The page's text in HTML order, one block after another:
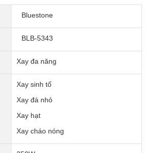
Bluestone
BLB-5343
Xay đa năng
Xay sinh tố
Xay đá nhỏ
Xay hạt
Xay cháo nóng